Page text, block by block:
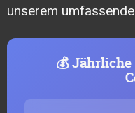
unserem
💰